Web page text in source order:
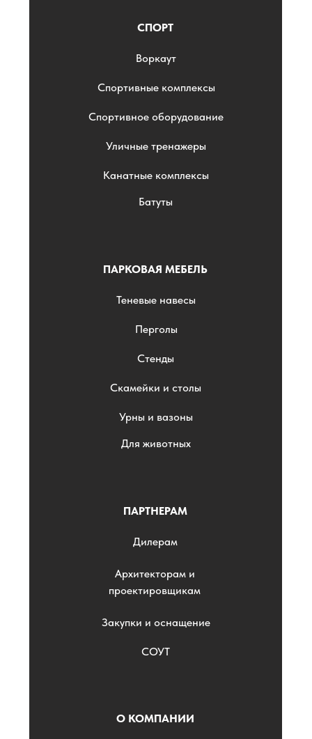
ПАРТНЕРАМ
Архитекторам и
проектировщикам
Дилерам
Закупки и оснащение
СОУТ
О КОМПАНИИ
СПОРТ
Воркаут
Спортивные комплексы
Спортивное оборудование
Уличные тренажеры
Канатные комплексы
Батуты
ПАРКОВАЯ МЕБЕЛЬ
Теневые навесы
Перголы
Стенды
Скамейки и столы
Урны и вазоны
Для животных